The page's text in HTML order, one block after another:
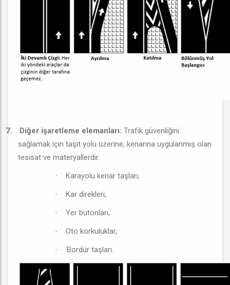
7. Diğer işaretleme elemanları: Trafik güvenliğini
sağlamak için taşıt yolu üzerine, kenarına uygulanmış olan
tesisat ve materyallerdir.
· Karayolu kenar taşları,
· Kar direkleri,
· Yer butonları,
· Oto korkuluklar,
· Bordür taşları.